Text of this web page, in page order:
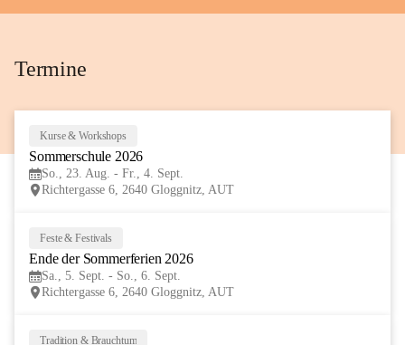
Termine
Kurse & Workshops
Sommerschule 2026
So., 23. Aug. - Fr., 4. Sept.
Richtergasse 6, 2640 Gloggnitz, AUT
Feste & Festivals
Ende der Sommerferien 2026
Sa., 5. Sept. - So., 6. Sept.
Richtergasse 6, 2640 Gloggnitz, AUT
Tradition & Brauchtum